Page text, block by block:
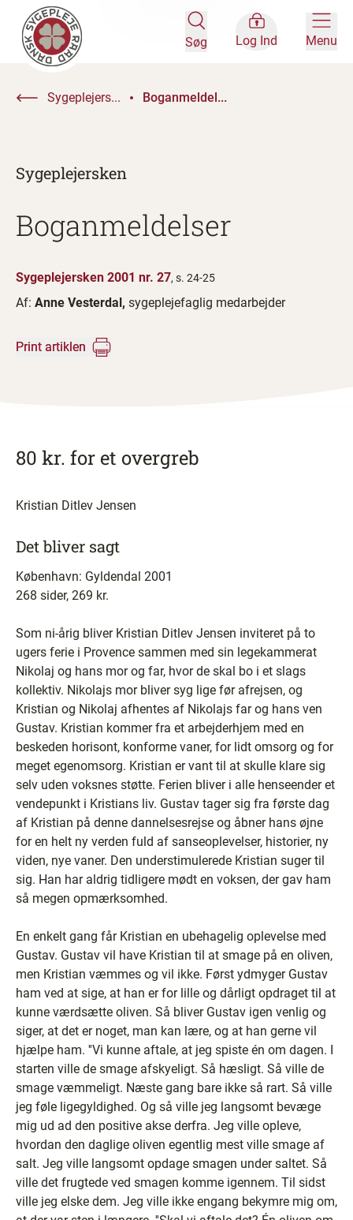
Søg Log Ind Menu
Sygeplejers... Boganmeldel...
Sygeplejersken
Boganmeldelser
Sygeplejersken 2001 nr. 27, s. 24-25
Af: Anne Vesterdal, sygeplejefaglig medarbejder
Print artiklen
80 kr. for et overgreb
Kristian Ditlev Jensen
Det bliver sagt
København: Gyldendal 2001
268 sider, 269 kr.
Som ni-årig bliver Kristian Ditlev Jensen inviteret på to
ugers ferie i Provence sammen med sin legekammerat
Nikolaj og hans mor og far, hvor de skal bo i et slags
kollektiv. Nikolajs mor bliver syg lige før afrejsen, og
Kristian og Nikolaj afhentes af Nikolajs far og hans ven
Gustav. Kristian kommer fra et arbejderhjem med en
beskeden horisont, konforme vaner, for lidt omsorg og for
meget egenomsorg. Kristian er vant til at skulle klare sig
selv uden voksnes støtte. Ferien bliver i alle henseender et
vendepunkt i Kristians liv. Gustav tager sig fra første dag
af Kristian på denne dannelsesrejse og åbner hans øjne
for en helt ny verden fuld af sanseoplevelser, historier, ny
viden, nye vaner. Den understimulerede Kristian suger til
sig. Han har aldrig tidligere mødt en voksen, der gav ham
så megen opmærksomhed.
En enkelt gang får Kristian en ubehagelig oplevelse med
Gustav. Gustav vil have Kristian til at smage på en oliven,
men Kristian væmmes og vil ikke. Først ydmyger Gustav
ham ved at sige, at han er for lille og dårligt opdraget til at
kunne værdsætte oliven. Så bliver Gustav igen venlig og
siger, at det er noget, man kan lære, og at han gerne vil
hjælpe ham. ''Vi kunne aftale, at jeg spiste én om dagen. I
starten ville de smage afskyeligt. Så hæsligt. Så ville de
smage væmmeligt. Næste gang bare ikke så rart. Så ville
jeg føle ligegyldighed. Og så ville jeg langsomt bevæge
mig ud ad den positive akse derfra. Jeg ville opleve,
hvordan den daglige oliven egentlig mest ville smage af
salt. Jeg ville langsomt opdage smagen under saltet. Så
ville det frugtede ved smagen komme igennem. Til sidst
ville jeg elske dem. Jeg ville ikke engang bekymre mig om,